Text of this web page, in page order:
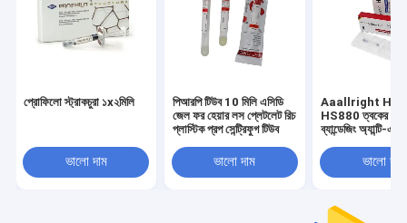
প্রোফিলো স্ট্রাকচুরা ১x২মিলি
ভালো দাম
পিআরপি টিউব 10 মিলি এসিডি
জেল ফর হেয়ার লস প্লেটলেট রিচ
প্লাস্টিক প্রপ সেন্ট্রিফুগ টিউব
ভালো দাম
Aaallright
HS880 ত্বকের
ব্যান্ডেজিং অ্যান্টি-
ভালো দাম